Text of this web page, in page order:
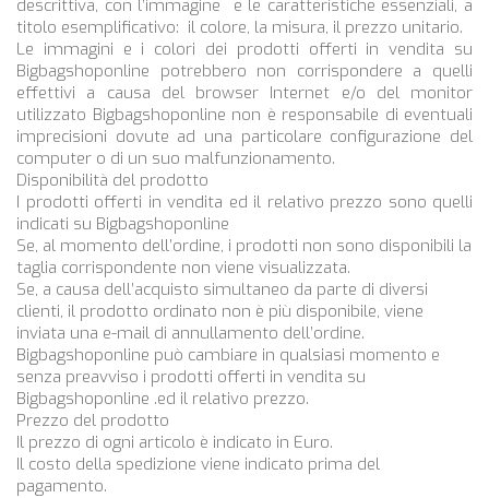
descrittiva, con l’immagine e le caratteristiche essenziali, a
titolo esemplificativo: il colore, la misura, il prezzo unitario.
Le immagini e i colori dei prodotti offerti in vendita su
Bigbagshoponline potrebbero non corrispondere a quelli
effettivi a causa del browser Internet e/o del monitor
utilizzato Bigbagshoponline non è responsabile di eventuali
imprecisioni dovute ad una particolare configurazione del
computer o di un suo malfunzionamento.
Disponibilità del prodotto
I prodotti offerti in vendita ed il relativo prezzo sono quelli
indicati su Bigbagshoponline
Se, al momento dell’ordine, i prodotti non sono disponibili la
taglia corrispondente non viene visualizzata.
Se, a causa dell’acquisto simultaneo da parte di diversi
clienti, il prodotto ordinato non è più disponibile, viene
inviata una e-mail di annullamento dell’ordine.
Bigbagshoponline può cambiare in qualsiasi momento e
senza preavviso i prodotti offerti in vendita su
Bigbagshoponline .ed il relativo prezzo.
Prezzo del prodotto
Il prezzo di ogni articolo è indicato in Euro.
Il costo della spedizione viene indicato prima del
pagamento.